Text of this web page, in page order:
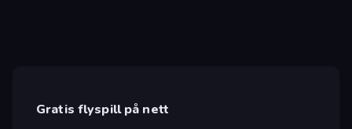
Gratis flyspill på nett